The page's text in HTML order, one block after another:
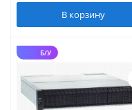
В корзину
Б/У